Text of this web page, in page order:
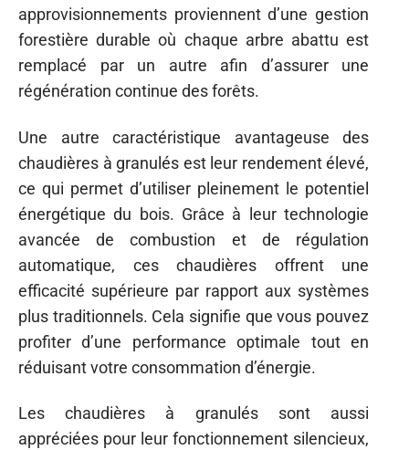
approvisionnements proviennent d’une gestion
forestière durable où chaque arbre abattu est
remplacé par un autre afin d’assurer une
régénération continue des forêts.
Une autre caractéristique avantageuse des
chaudières à granulés est leur rendement élevé,
ce qui permet d’utiliser pleinement le potentiel
énergétique du bois. Grâce à leur technologie
avancée de combustion et de régulation
automatique, ces chaudières offrent une
efficacité supérieure par rapport aux systèmes
plus traditionnels. Cela signifie que vous pouvez
profiter d’une performance optimale tout en
réduisant votre consommation d’énergie.
Les chaudières à granulés sont aussi
appréciées pour leur fonctionnement silencieux,